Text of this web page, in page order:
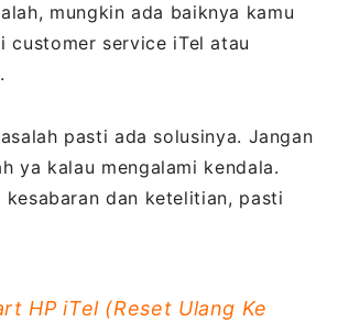
mungkin ada baiknya kamu
customer service iTel atau
pasti ada solusinya. Jangan
ya kalau mengalami kendala.
kesabaran dan ketelitian, pasti
HP iTel (Reset Ulang Ke